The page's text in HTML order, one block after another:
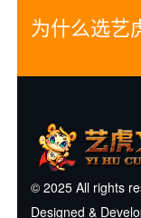
为什么选艺
© 2025 All rights
Designed &